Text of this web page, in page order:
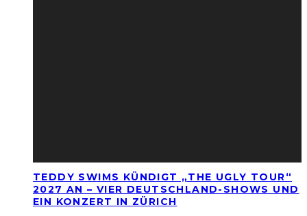
TEDDY SWIMS KÜNDIGT „THE UGLY TOUR“
2027 AN – VIER DEUTSCHLAND-SHOWS UND
EIN KONZERT IN ZÜRICH